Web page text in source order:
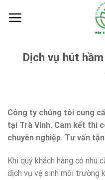
Dịch vụ hút
Công ty chúng tôi cung
tại Trà Vinh. Cam kết thi
chuyên nghiệp. Tư vấn
Khi quý khách hàng có nhu
dịch vụ vệ sinh môi trường